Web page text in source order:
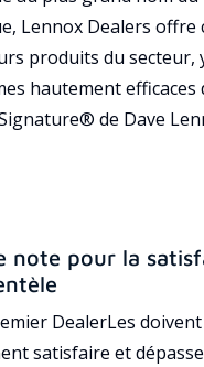
Lennox Dealers offre
produits du secteur,
hautement efficaces
de Dave
note pour la
DealerLes doivent
satisfaire et